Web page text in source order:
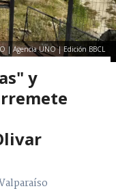
| Agencia UNO | Edición BBCL
y